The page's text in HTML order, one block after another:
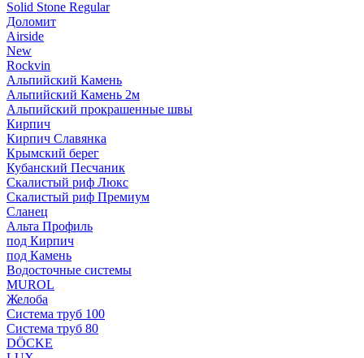
Solid Stone Regular
Доломит
Airside
New
Rockvin
Альпийский Камень
Альпийский Камень 2м
Альпийский прокрашенные швы
Кирпич
Кирпич Славянка
Крымский берег
Кубанский Песчаник
Скалистый риф Люкс
Скалистый риф Премиум
Сланец
Альта Профиль
под Кирпич
под Камень
Водосточные системы
MUROL
Желоба
Система труб 100
Система труб 80
DÖCKE